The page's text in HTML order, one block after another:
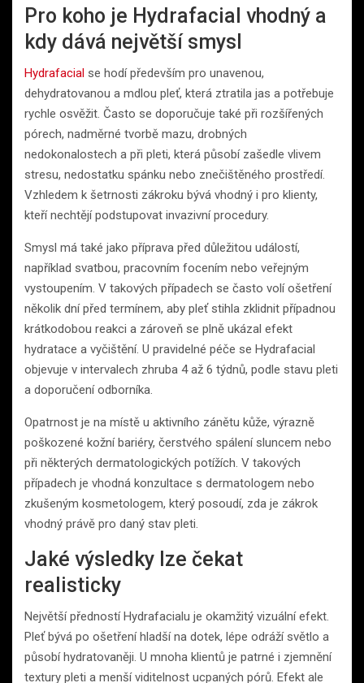
Pro koho je Hydrafacial vhodný a
kdy dává největší smysl
Hydrafacial se hodí především pro unavenou,
dehydratovanou a mdlou pleť, která ztratila jas a potřebuje
rychle osvěžit. Často se doporučuje také při rozšířených
pórech, nadměrné tvorbě mazu, drobných
nedokonalostech a při pleti, která působí zašedle vlivem
stresu, nedostatku spánku nebo znečištěného prostředí.
Vzhledem k šetrnosti zákroku bývá vhodný i pro klienty,
kteří nechtějí podstupovat invazivní procedury.
Smysl má také jako příprava před důležitou událostí,
například svatbou, pracovním focením nebo veřejným
vystoupením. V takových případech se často volí ošetření
několik dní před termínem, aby pleť stihla zklidnit případnou
krátkodobou reakci a zároveň se plně ukázal efekt
hydratace a vyčištění. U pravidelné péče se Hydrafacial
objevuje v intervalech zhruba 4 až 6 týdnů, podle stavu pleti
a doporučení odborníka.
Opatrnost je na místě u aktivního zánětu kůže, výrazně
poškozené kožní bariéry, čerstvého spálení sluncem nebo
při některých dermatologických potížích. V takových
případech je vhodná konzultace s dermatologem nebo
zkušeným kosmetologem, který posoudí, zda je zákrok
vhodný právě pro daný stav pleti.
Jaké výsledky lze čekat
realisticky
Největší předností Hydrafacialu je okamžitý vizuální efekt.
Pleť bývá po ošetření hladší na dotek, lépe odráží světlo a
působí hydratovaněji. U mnoha klientů je patrné i zjemnění
textury pleti a menší viditelnost ucpaných pórů. Efekt ale